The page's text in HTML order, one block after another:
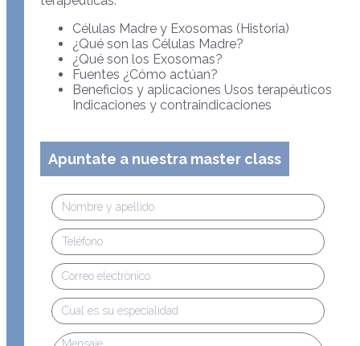
Células Madre y Exosomas (Historia)
¿Qué son las Células Madre?
¿Qué son los Exosomas?
Fuentes ¿Cómo actúan?
Beneficios y aplicaciones Usos terapéuticos
Indicaciones y contraindicaciones
Apuntate a nuestra master class
Nombre
y
apellido
Teléfono
Correo
electrónico
Especialidad
Mensaje